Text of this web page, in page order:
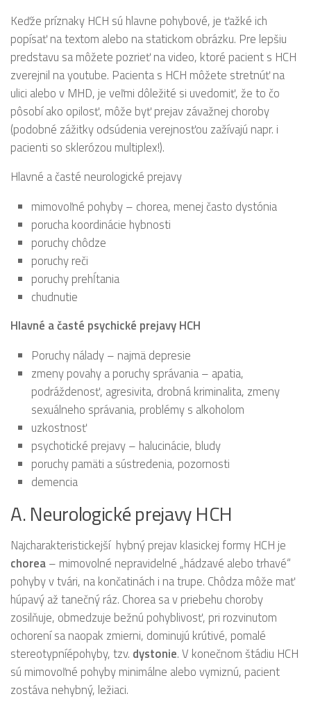
Keďže príznaky HCH sú hlavne pohybové, je ťažké ich
popísať na textom alebo na statickom obrázku. Pre lepšiu
predstavu sa môžete pozrieť na video, ktoré pacient s HCH
zverejnil na youtube. Pacienta s HCH môžete stretnúť na
ulici alebo v MHD, je veľmi dôležité si uvedomiť, že to čo
pôsobí ako opilosť, môže byť prejav závažnej choroby
(podobné zážitky odsúdenia verejnosťou zažívajú napr. i
pacienti so sklerózou multiplex!).
Hlavné a časté neurologické prejavy
mimovoľné pohyby – chorea, menej často dystónia
porucha koordinácie hybnosti
poruchy chôdze
poruchy reči
poruchy prehĺtania
chudnutie
Hlavné a časté psychické prejavy HCH
Poruchy nálady – najmä depresie
zmeny povahy a poruchy správania – apatia,
podráždenosť, agresivita, drobná kriminalita, zmeny
sexuálneho správania, problémy s alkoholom
uzkostnosť
psychotické prejavy – halucinácie, bludy
poruchy pamäti a sústredenia, pozornosti
demencia
A. Neurologické prejavy HCH
Najcharakteristickejší hybný prejav klasickej formy HCH je
chorea – mimovolné nepravidelné „hádzavé alebo trhavé“
pohyby v tvári, na končatinách i na trupe. Chôdza môže mať
húpavý až tanečný ráz. Chorea sa v priebehu choroby
zosilňuje, obmedzuje bežnú pohyblivosť, pri rozvinutom
ochorení sa naopak zmierni, dominujú krútivé, pomalé
stereotypníépohyby, tzv. dystonie. V konečnom štádiu HCH
sú mimovoľné pohyby minimálne alebo vymiznú, pacient
zostáva nehybný, ležiaci.